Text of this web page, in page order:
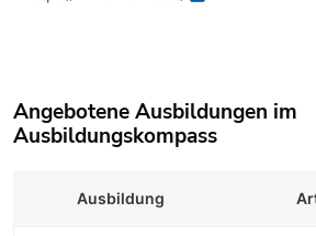
Angebotene Ausbildungen im
Ausbildungskompass
Ausbildung